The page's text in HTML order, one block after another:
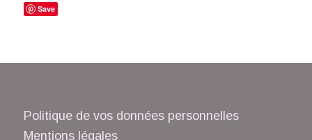
Save
Politique de vos données personnelles
Mentions légales